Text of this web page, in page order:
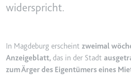
Zweck:
zu senden.
über Geräte und
hinweg.
Typ:
HTTP-Cookie
YSC
widerspricht.
In Magdeburg erscheint zweimal
Anzeigeblatt, das in der Stadt
zum Ärger des Eigentümers eines